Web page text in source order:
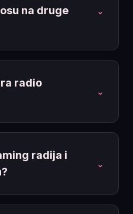
na druge
⌄
radio
⌄
radija i
⌄